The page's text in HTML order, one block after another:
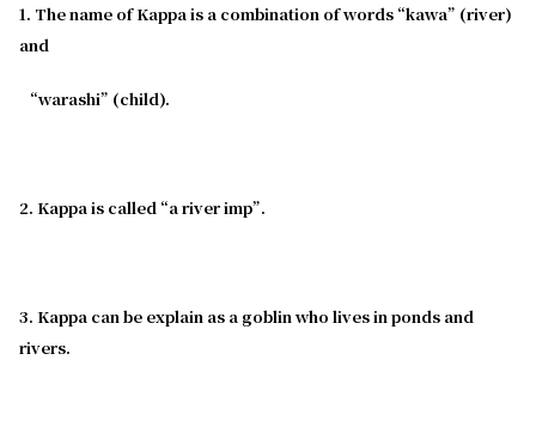
1. The name of Kappa is a combination of words “kawa” (river)
and
“warashi” (child).
2. Kappa is called “a river imp”.
3. Kappa can be explain as a goblin who lives in ponds and
rivers.